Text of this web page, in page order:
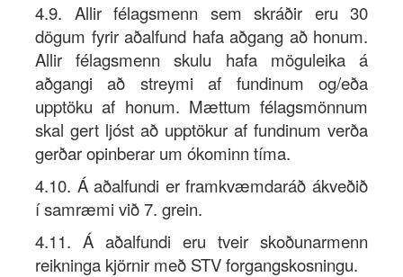
4.9. Allir félagsmenn sem skráðir eru 30
dögum fyrir aðalfund hafa aðgang að honum.
Allir félagsmenn skulu hafa möguleika á
aðgangi að streymi af fundinum og/eða
upptöku af honum. Mættum félagsmönnum
skal gert ljóst að upptökur af fundinum verða
gerðar opinberar um ókominn tíma.
4.10. Á aðalfundi er framkvæmdaráð ákveðið
í samræmi við 7. grein.
4.11. Á aðalfundi eru tveir skoðunarmenn
reikninga kjörnir með STV forgangskosningu.